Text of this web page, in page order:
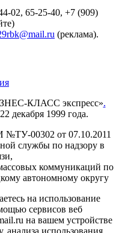
02, 65-25-40, +7 (909)
(реклама).
КЛАСС экспресс».
декабря 1999 года.
№ТУ-00302 от 07.10.2011
службы по надзору в
коммуникаций по
автономному округу
на использование
сервисов веб
на вашем устройстве
анализа использования